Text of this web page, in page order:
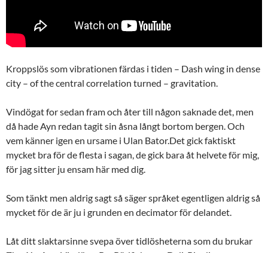
Kroppslös som vibrationen färdas i tiden – Dash wing in dense
city – of the central correlation turned – gravitation.
Vindögat for sedan fram och åter till någon saknade det, men
då hade Ayn redan tagit sin åsna långt bortom bergen. Och
vem känner igen en ursame i Ulan Bator.Det gick faktiskt
mycket bra för de flesta i sagan, de gick bara åt helvete för mig,
för jag sitter ju ensam här med dig.
Som tänkt men aldrig sagt så säger språket egentligen aldrig så
mycket för de är ju i grunden en decimator för delandet.
Låt ditt slaktarsinne svepa över tidlösheterna som du brukar